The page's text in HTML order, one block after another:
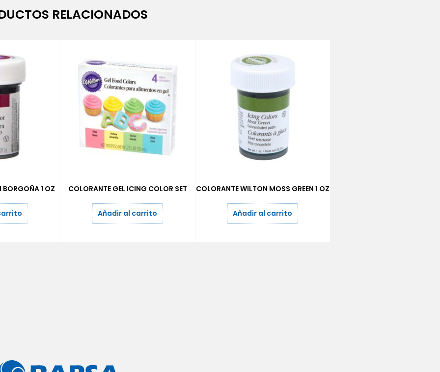
RELACIONADOS
1 OZ COLORANTE GEL ICING COLOR SET
Añadir al carrito
COLORANTE WILTON MOSS GREEN 1 OZ
Añadir al carrito